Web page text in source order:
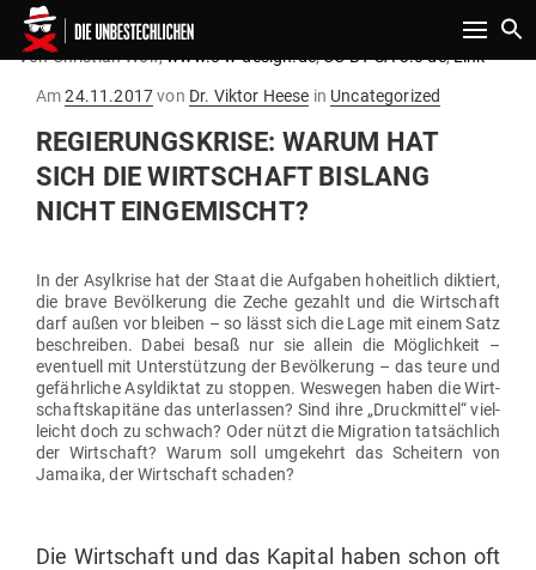
Toggle
Von Christian Wolf,www.c-w-design.de,CC BY-SA 3.0 de,Link
AmGepostet
24.11.2017von Dr. Viktor Heese in Uncategorized
REGIE­RUNGS­KRISE: WARUM HAT
SICH DIE WIRT­SCHAFT BISLANG
NICHT EINGEMISCHT?
In der Asyl­krise hat der Staat die Auf­gaben hoheitlich dik­tiert,
die brave Bevöl­kerung die Zeche gezahlt und die Wirt­schaft
darf außen vor bleiben – so lässt sich die Lage mit einem Satz
beschreiben. Dabei besaß nur sie allein die Mög­lichkeit –
even­tuell mit Unter­stützung der Bevöl­kerung – das teure und
gefähr­liche Asyl­diktat zu stoppen. Wes­wegen haben die Wirt­
schafts­ka­pitäne das unter­lassen? Sind ihre „Druck­mittel“ viel­
leicht doch zu schwach? Oder nützt die Migration tat­sächlich
der Wirt­schaft? Warum soll umge­kehrt das Scheitern von
Jamaika, der Wirt­schaft schaden?
Die Wirt­schaft und das Kapital haben schon oft